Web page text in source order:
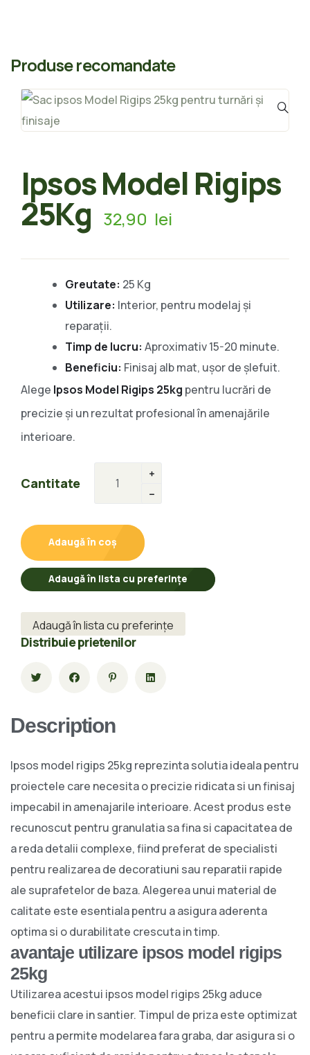
Ipsos Model Rigips
25Kg 32,90 lei
Greutate: 25 Kg
Utilizare: Interior, pentru modelaj și
reparații.
Timp de lucru: Aproximativ 15-20 minute.
Beneficiu: Finisaj alb mat, ușor de șlefuit.
Alege Ipsos Model Rigips 25kg pentru lucrări de
precizie și un rezultat profesional în amenajările
interioare.
Cantitate
Adaugă în coș
Adaugă în lista cu preferințe
Adaugă în lista cu preferințe
Distribuie prietenilor
Produse recomandate
Description
Ipsos model rigips 25kg reprezinta solutia ideala pentru
proiectele care necesita o precizie ridicata si un finisaj
impecabil in amenajarile interioare. Acest produs este
recunoscut pentru granulatia sa fina si capacitatea de
a reda detalii complexe, fiind preferat de specialisti
pentru realizarea de decoratiuni sau reparatii rapide
ale suprafetelor de baza. Alegerea unui material de
calitate este esentiala pentru a asigura aderenta
optima si o durabilitate crescuta in timp.
avantaje utilizare ipsos model rigips
25kg
Utilizarea acestui ipsos model rigips 25kg aduce
beneficii clare in santier. Timpul de priza este optimizat
pentru a permite modelarea fara graba, dar asigura si o